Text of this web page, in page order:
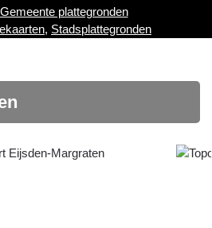
Gemeente plattegronden
, Stadsplattegronden